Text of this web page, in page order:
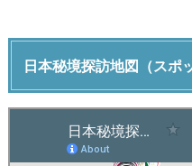
日本秘境探訪地図（スポ